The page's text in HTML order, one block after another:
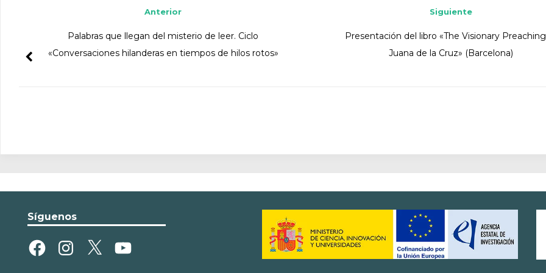
Siguiente
Presentación del libro «The Visionary
Juana de la Cruz» (Barcelona)
Anterior
Palabras que llegan del misterio de leer. Ciclo
«Conversaciones hilanderas en tiempos de hilos rotos»
Síguenos
FacebookInstagram
X YouTube